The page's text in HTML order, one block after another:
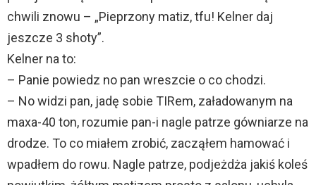
chwili znowu – „Pieprzony matiz, tfu! Kelner daj
jeszcze 3 shoty”.
Kelner na to:
– Panie powiedz no pan wreszcie o co chodzi.
– No widzi pan, jadę sobie TIRem, załadowanym na
maxa-40 ton, rozumie pan-i nagle patrze gówniarze na
drodze. To co miałem zrobić, zacząłem hamować i
wpadłem do rowu. Nagle patrze, podjeżdża jakiś koleś